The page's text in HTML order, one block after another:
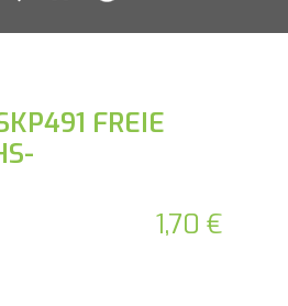
FREIE
1,70 €